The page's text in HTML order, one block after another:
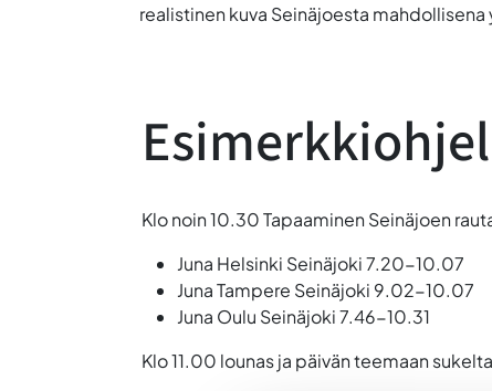
realistinen kuva Seinäjoesta
Klo noin 10.30 Tapaaminen Seinäjoen
Juna Helsinki Seinäjoki 7.20-10.07
Juna Tampere Seinäjoki 9.02-10.07
Juna Oulu Seinäjoki 7.46-10.31
Klo 11.00 lounas ja päivän teemaan